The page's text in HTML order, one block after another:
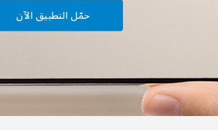
حمّل التطبيق الآن